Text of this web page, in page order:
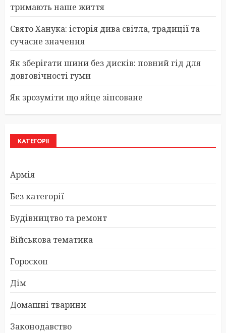
тримають наше життя
Свято Ханука: історія дива світла, традиції та
сучасне значення
Як зберігати шини без дисків: повний гід для
довговічності гуми
Як зрозуміти що яйце зіпсоване
КАТЕГОРІЇ
Армія
Без категорії
Будівництво та ремонт
Військова тематика
Гороскоп
Дім
Домашні тварини
Законодавство